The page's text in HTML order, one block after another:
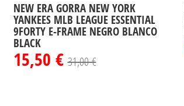
NEW ERA GORRA NEW YORK
YANKEES MLB LEAGUE ESSENTIAL
9FORTY E-FRAME NEGRO BLANCO
BLACK
15,50 €31,00 €